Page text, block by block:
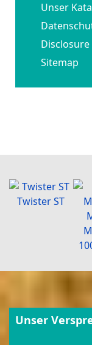
Unser
Disclosure
Sitemap
Twister ST
Unser